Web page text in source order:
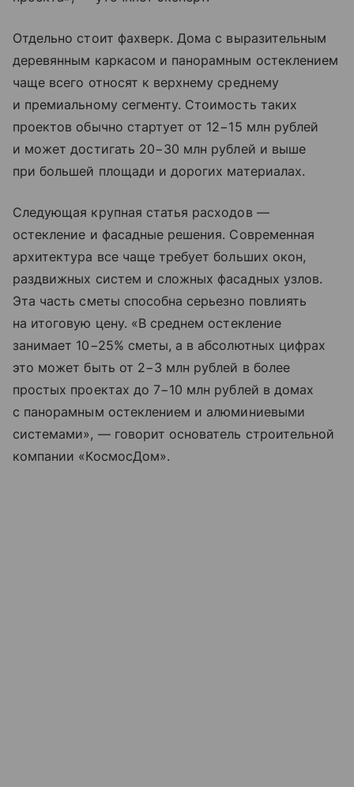
Отдельно стоит фахверк. Дома с выразительным
деревянным каркасом и панорамным остеклением
чаще всего относят к верхнему среднему
и премиальному сегменту. Стоимость таких
проектов обычно стартует от 12−15 млн рублей
и может достигать 20−30 млн рублей и выше
при большей площади и дорогих материалах.
Следующая крупная статья расходов —
остекление и фасадные решения. Современная
архитектура все чаще требует больших окон,
раздвижных систем и сложных фасадных узлов.
Эта часть сметы способна серьезно повлиять
на итоговую цену. «В среднем остекление
занимает 10−25% сметы, а в абсолютных цифрах
это может быть от 2−3 млн рублей в более
простых проектах до 7−10 млн рублей в домах
с панорамным остеклением и алюминиевыми
системами», — говорит основатель строительной
компании «КосмосДом».